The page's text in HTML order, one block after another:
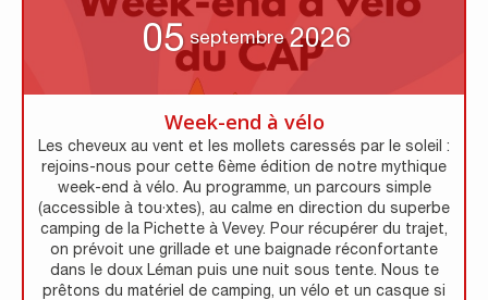
05 septembre 2026
Week-end à vélo
Les cheveux au vent et les mollets caressés par le soleil :
rejoins-nous pour cette 6ème édition de notre mythique
week-end à vélo. Au programme, un parcours simple
(accessible à tou·xtes), au calme en direction du superbe
camping de la Pichette à Vevey. Pour récupérer du trajet,
on prévoit une grillade et une baignade réconfortante
dans le doux Léman puis une nuit sous tente. Nous te
prêtons du matériel de camping, un vélo et un casque si